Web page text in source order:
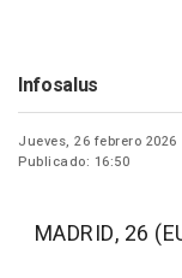
Infosalus
Jueves, 26 febrero 2026
Publicado: 16:50
MADRID, 26